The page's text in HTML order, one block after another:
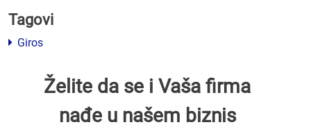
Tagovi
Giros
Želite da se i Vaša firma
nađe u našem biznis